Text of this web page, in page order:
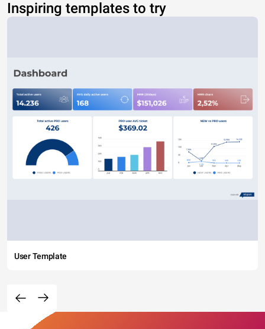
Inspiring templates to try
User Template